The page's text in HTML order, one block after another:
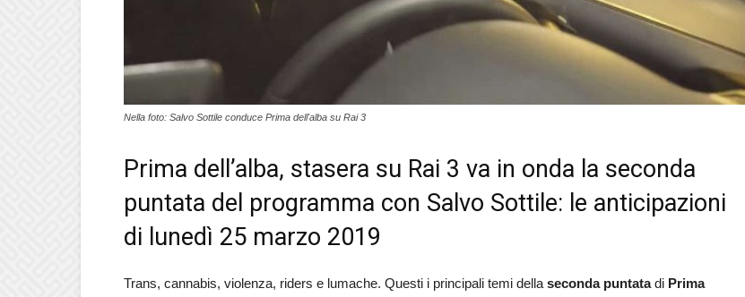
Nella foto: Salvo Sottile conduce Prima dell'alba su Rai 3
Prima dell’alba, stasera su Rai 3 va in onda la seconda
puntata del programma con Salvo Sottile: le anticipazioni
di lunedì 25 marzo 2019
Trans, cannabis, violenza, riders e lumache. Questi i principali temi della seconda puntatadi Prima